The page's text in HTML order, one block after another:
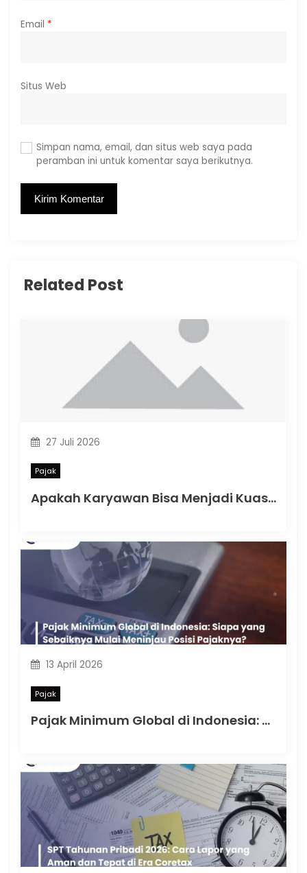
Email *
Situs Web
Simpan nama, email, dan situs web saya pada
peramban ini untuk komentar saya berikutnya.
Related Post
27 Juli 2026
Pajak
Apakah Karyawan Bisa Menjadi Kuasa Pajak? Ini Penjelasan Berdasarkan PMK Nomor 44 Tahun 2026
13 April 2026
Pajak
Pajak Minimum Global di Indonesia: Siapa yang Sebaiknya Mulai Meninjau Posisi Pajaknya?